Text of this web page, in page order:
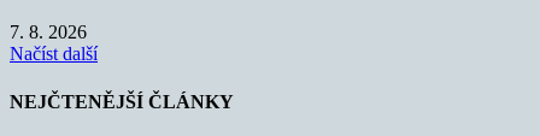
7. 8. 2026
Načíst další
NEJČTENĚJŠÍ ČLÁNKY